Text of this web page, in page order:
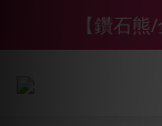
【鑽石
【鑽石
下單